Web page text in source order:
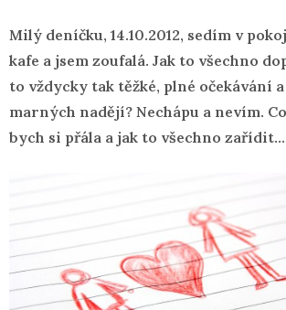
Milý deníčku, 14.10.2012, sedím v
kafe a jsem zoufalá. Jak to všechno
to vždycky tak těžké, plné očekávání
marných nadějí? Nechápu a nevím.
bych si přála a jak to všechno zařídit…